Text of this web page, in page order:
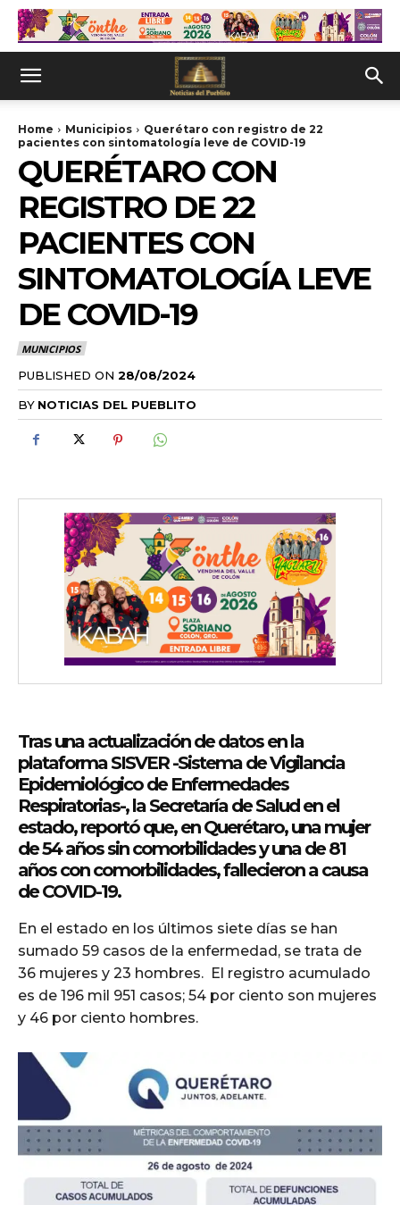
Home Municipios
Querétaro con registro de 22
pacientes con sintomatología leve de COVID-19
QUERÉTARO CON
REGISTRO DE 22
PACIENTES CON
SINTOMATOLOGÍA LEVE
DE COVID-19
MUNICIPIOS
PUBLISHED ON 28/08/2024
BY NOTICIAS DEL PUEBLITO
Tras una actualización de datos en la
plataforma SISVER -Sistema de Vigilancia
Epidemiológico de Enfermedades
Respiratorias-, la Secretaría de Salud en el
estado, reportó que, en Querétaro, una mujer
de 54 años sin comorbilidades y una de 81
años con comorbilidades, fallecieron a causa
de COVID-19.
En el estado en los últimos siete días se han
sumado 59 casos de la enfermedad, se trata de
36 mujeres y 23 hombres. El registro acumulado
es de 196 mil 951 casos; 54 por ciento son mujeres
y 46 por ciento hombres.